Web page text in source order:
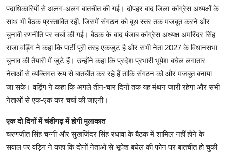
पदाधिकारियों से अलग-अलग बातचीत की गई। दोपहर बाद जिला कांग्रेस अध्यक्षों के
साथ भी बैठक प्रस्तावित रही, जिसमें संगठन को बूथ स्तर तक मजबूत करने और
चुनावी रणनीति पर चर्चा की गई। बैठक के बाद पंजाब कांग्रेस अध्यक्ष अमरिंदर सिंह
राजा वड़िंग ने कहा कि पार्टी पूरी तरह एकजुट है और सभी नेता 2027 के विधानसभा
चुनाव की तैयारी में जुटे हैं। उन्होंने कहा कि प्रदेश प्रभारी भूपेश बघेल लगातार
नेताओं से व्यक्तिगत रूप से बातचीत कर रहे हैं ताकि संगठन को और मजबूत बनाया
जा सके। वड़िंग ने कहा कि अगले तीन-चार दिनों तक यह मंथन जारी रहेगा और सभी
नेताओं से एक-एक कर चर्चा की जाएगी।
एक दो दिनों में चंडीगढ़ में होगी मुलाकात
चरणजीत सिंह चन्नी और सुखजिंदर सिंह रंधावा के बैठक में शामिल नहीं होने के
सवाल पर वड़िंग ने कहा कि दोनों नेताओं से भूपेश बघेल की फोन पर बातचीत हो चुकी